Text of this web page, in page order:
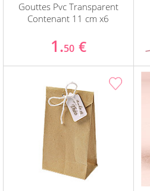
Gouttes Pvc Transparent
Contenant 11 cm x6
1.50 €